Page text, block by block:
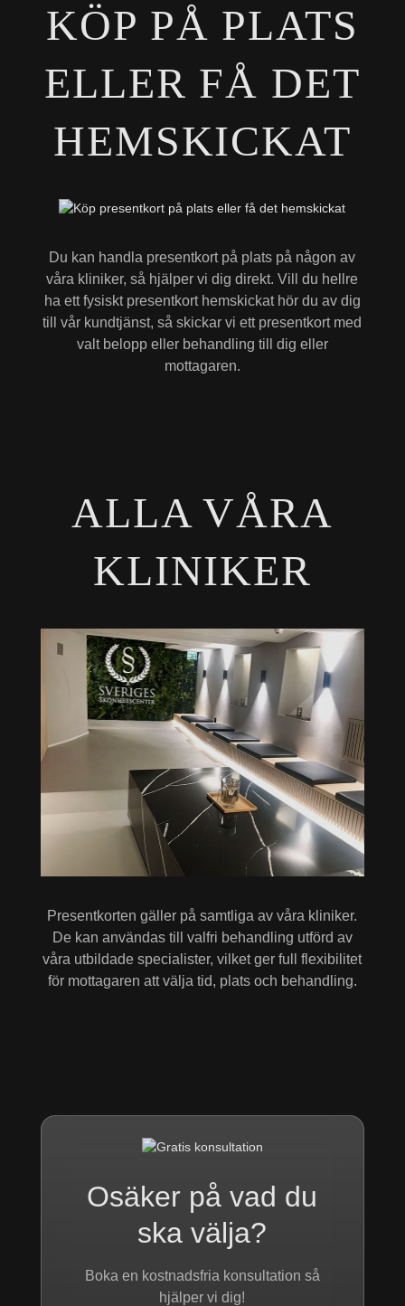
KÖP PÅ PLATS
ELLER FÅ DET
HEMSKICKAT
Du kan handla presentkort på plats på någon av
våra kliniker, så hjälper vi dig direkt. Vill du hellre
ha ett fysiskt presentkort hemskickat hör du av dig
till vår kundtjänst, så skickar vi ett presentkort med
valt belopp eller behandling till dig eller
mottagaren.
ALLA VÅRA
KLINIKER
Presentkorten gäller på samtliga av våra kliniker.
De kan användas till valfri behandling utförd av
våra utbildade specialister, vilket ger full flexibilitet
för mottagaren att välja tid, plats och behandling.
Osäker på vad du
ska välja?
Boka en kostnadsfria konsultation så
hjälper vi dig!